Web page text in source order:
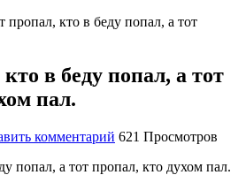
пропал, кто в беду попал, а тот
в беду попал, а тот
пал.
комментарий 621 Просмотров
попал, а тот пропал, кто духом пал.